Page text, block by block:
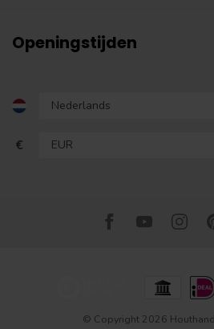
Openingstijden
€
© Copyright 2026